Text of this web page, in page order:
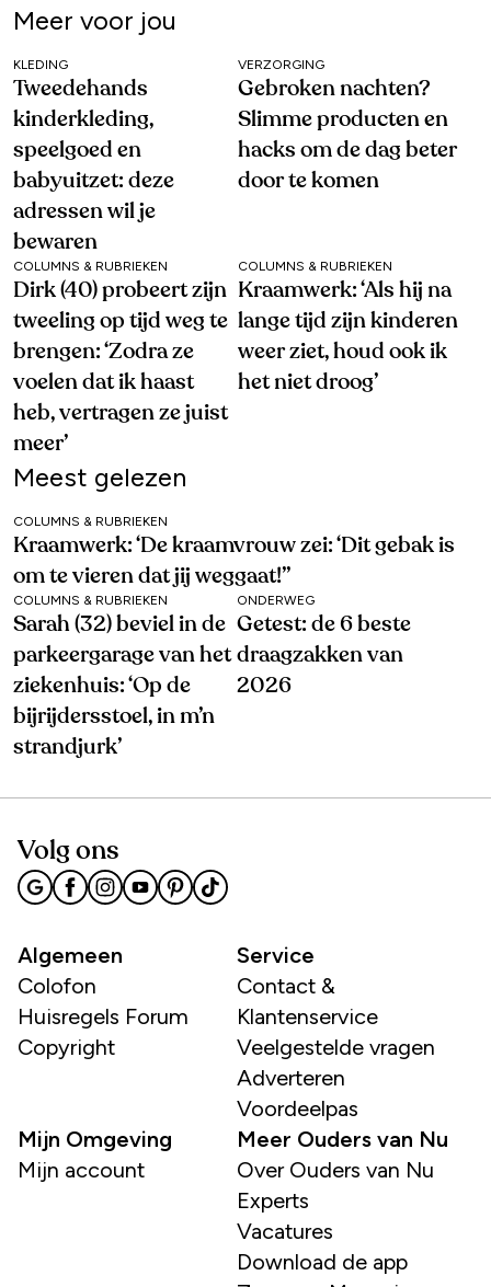
Meer voor jou
KLEDING
Tweedehands
kinderkleding,
speelgoed en
babyuitzet: deze
adressen wil je
bewaren
VERZORGING
Gebroken nachten?
Slimme producten en
hacks om de dag beter
door te komen
COLUMNS & RUBRIEKEN
Dirk (40) probeert zijn
tweeling op tijd weg te
brengen: ‘Zodra ze
voelen dat ik haast
heb, vertragen ze juist
meer’
COLUMNS & RUBRIEKEN
Kraamwerk: ‘Als hij na
lange tijd zijn kinderen
weer ziet, houd ook ik
het niet droog’
Meest gelezen
COLUMNS & RUBRIEKEN
Kraamwerk: ‘De kraamvrouw zei: ‘Dit gebak is
om te vieren dat jij weggaat!’’
COLUMNS & RUBRIEKEN
Sarah (32) beviel in de
parkeergarage van het
ziekenhuis: ‘Op de
bijrijdersstoel, in m’n
strandjurk’
ONDERWEG
Getest: de 6 beste
draagzakken van
2026
Volg ons
Algemeen
Colofon
Huisregels Forum
Copyright
Service
Contact &
Klantenservice
Veelgestelde vragen
Adverteren
Voordeelpas
Mijn Omgeving
Mijn account
Meer Ouders van Nu
Over Ouders van Nu
Experts
Vacatures
Download de app